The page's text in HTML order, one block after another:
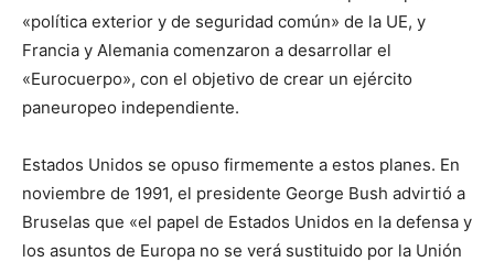
«política exterior y de seguridad común» de la UE, y
Francia y Alemania comenzaron a desarrollar el
«Eurocuerpo», con el objetivo de crear un ejército
paneuropeo independiente.
Estados Unidos se opuso firmemente a estos planes. En
noviembre de 1991, el presidente George Bush advirtió a
Bruselas que «el papel de Estados Unidos en la defensa y
los asuntos de Europa no se verá sustituido por la Unión